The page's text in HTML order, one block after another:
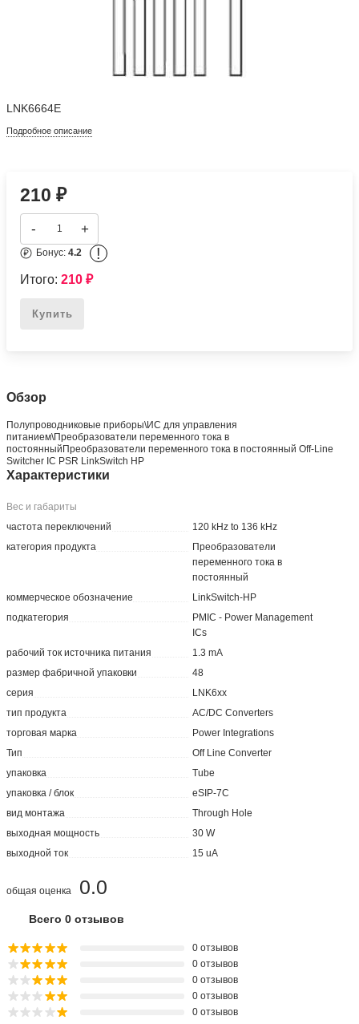
LNK6664E
Подробное описание
210₽
- +
Бонус:4.2 !
Итого:210₽
Купить
Обзор
Полупроводниковые приборы\ИС для управления
питанием\Преобразователи переменного тока в
постоянныйПреобразователи переменного тока в постоянный Off-Line
Switcher IC PSR LinkSwitch HP
Характеристики
Вес и габариты
частота переключений
120 kHz to 136 kHz
категория продукта
Преобразователи
переменного тока в
постоянный
коммерческое обозначение
LinkSwitch-HP
подкатегория
PMIC - Power Management
ICs
рабочий ток источника питания
1.3 mA
размер фабричной упаковки
48
серия
LNK6xx
тип продукта
AC/DC Converters
торговая марка
Power Integrations
Тип
Off Line Converter
упаковка
Tube
упаковка / блок
eSIP-7C
вид монтажа
Through Hole
выходная мощность
30 W
выходной ток
15 uA
0.0
общая оценка
Всего 0 отзывов
0 отзывов
0 отзывов
0 отзывов
0 отзывов
0 отзывов